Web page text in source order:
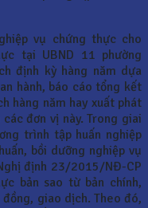
vụ chứng thực cho
tại UBND 11 phường
định kỳ hàng năm dựa
hành, báo cáo tổng kết
hàng năm hay xuất phát
đơn vị này. Trong giai
trình tập huấn nghiệp
bồi dưỡng nghiệp vụ
định 23/2015/NĐ-CP
bản sao từ bản chính,
giao dịch. Theo đó,